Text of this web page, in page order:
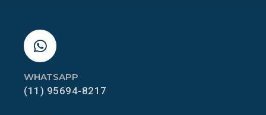
WHATSAPP
(11) 95694-8217